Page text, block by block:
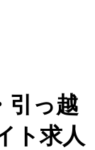
引っ越
ト求人